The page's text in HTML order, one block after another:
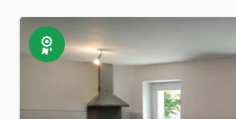
Exclusivité